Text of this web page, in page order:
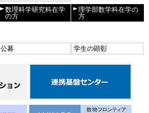
数理科学研究科在学
の方
理学部数学科在学の
方
公募 学生の顕彰